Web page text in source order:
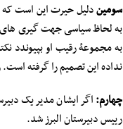
سومیندلیل حیرت این است
به لحاظ سیاسی جهت گیری های
به مجموعۀ رقیب او بپیوندد
نداده این تصمیم را گرفته
چهارم:اگر ایشان مدیر یک
رییس دبیرستان البرز شد.